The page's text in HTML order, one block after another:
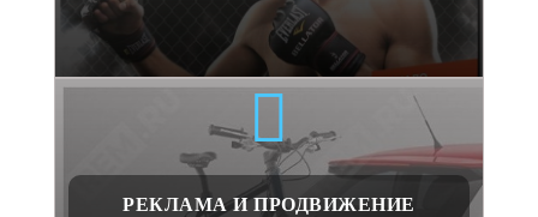
РЕКЛАМА И ПРОДВИЖЕНИЕ